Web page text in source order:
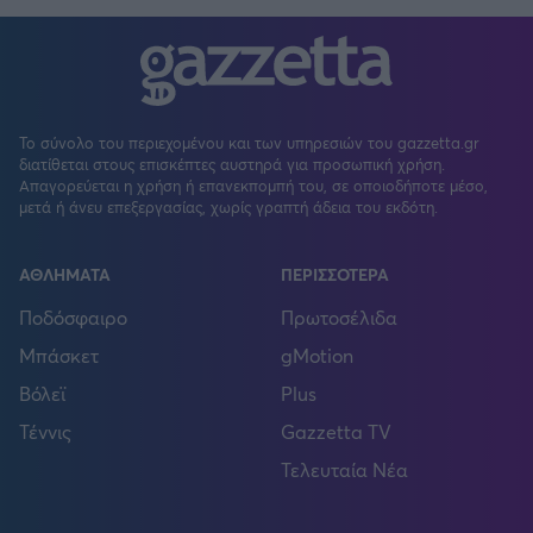
Το σύνολο του περιεχομένου και των υπηρεσιών του gazzetta.gr
διατίθεται στους επισκέπτες αυστηρά για προσωπική χρήση.
Απαγορεύεται η χρήση ή επανεκπομπή του, σε οποιοδήποτε μέσο,
μετά ή άνευ επεξεργασίας, χωρίς γραπτή άδεια του εκδότη.
ΑΘΛΗΜΑΤΑ
Ποδόσφαιρο
Μπάσκετ
Βόλεϊ
Τέννις
ΠΕΡΙΣΣΟΤΕΡΑ
Πρωτοσέλιδα
gMotion
Plus
Gazzetta TV
Τελευταία Νέα